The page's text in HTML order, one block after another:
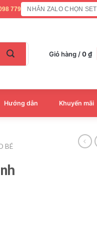
779 NHẮN ZALO CHỌN SET
Giỏ hàng /0₫
Hướng dẫn Khuyến mãi
BÉ